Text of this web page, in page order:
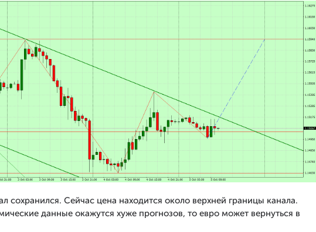
сохранился. Сейчас цена находится около верхней границы канала.
данные окажутся хуже прогнозов, то евро может вернуться в